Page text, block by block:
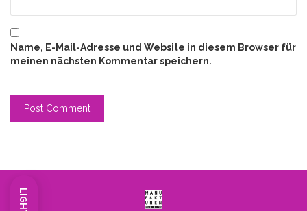
LIGHT
Name, E-Mail-Adresse und Website in diesem Browser für
meinen nächsten Kommentar speichern.